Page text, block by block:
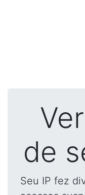
de
Seu IP fez